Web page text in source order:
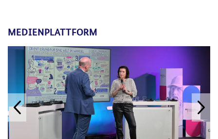
MEDIENPLATTFORM